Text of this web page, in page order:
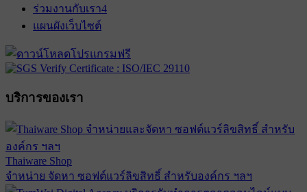
ร่วมงานกับเรา4
แผนผังเว็บไซต์
บริการของเรา
Thaiware Shop
จำหน่าย จัดหา ซอฟต์แวร์ลิขสิทธิ์ สำหรับองค์กร ฯลฯ